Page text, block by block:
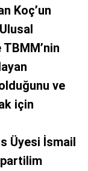
Koç’un
ve
için
Üyesi İsmail
partilim